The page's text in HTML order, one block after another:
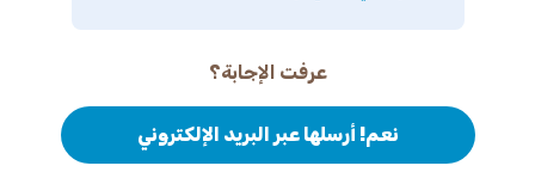
عرفت الإجابة؟
نعم! أرسلها عبر البريد الإلكتروني